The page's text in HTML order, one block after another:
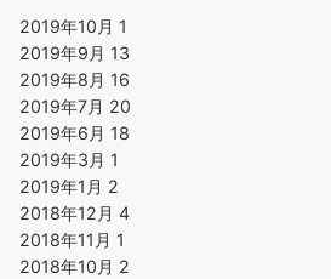
2019年10月 1
2019年9月 13
2019年8月 16
2019年7月 20
2019年6月 18
2019年3月 1
2019年1月 2
2018年12月 4
2018年11月 1
2018年10月 2